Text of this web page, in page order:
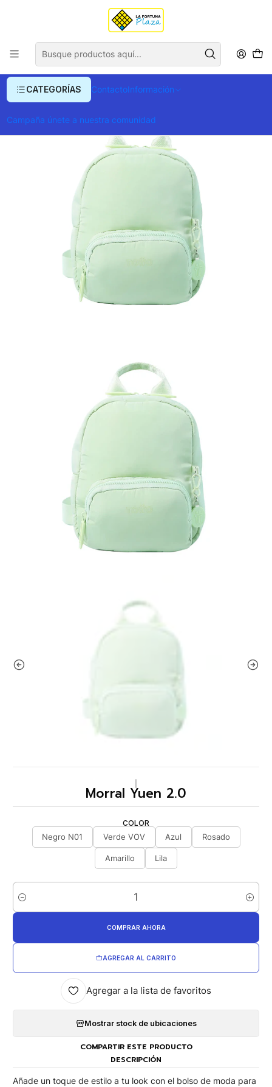
CATEGORÍAS ContactoInformación
Campaña únete a nuestra comunidad
Envío gratis para compras superiores a $ 400.000
Morrales y Portafolios Morrales Morral Yuen 2.0
Morral Yuen 2.0
COLOR
Negro N01
Verde VOV Azul Rosado
Amarillo Lila
Cantidad
AGREGAR AL CARRITO
COMPRAR AHORA
Agregar a la lista de favoritos
Mostrar stock de ubicaciones
COMPARTIR ESTE PRODUCTO
DESCRIPCIÓN
Añade un toque de estilo a tu look con el bolso de moda para